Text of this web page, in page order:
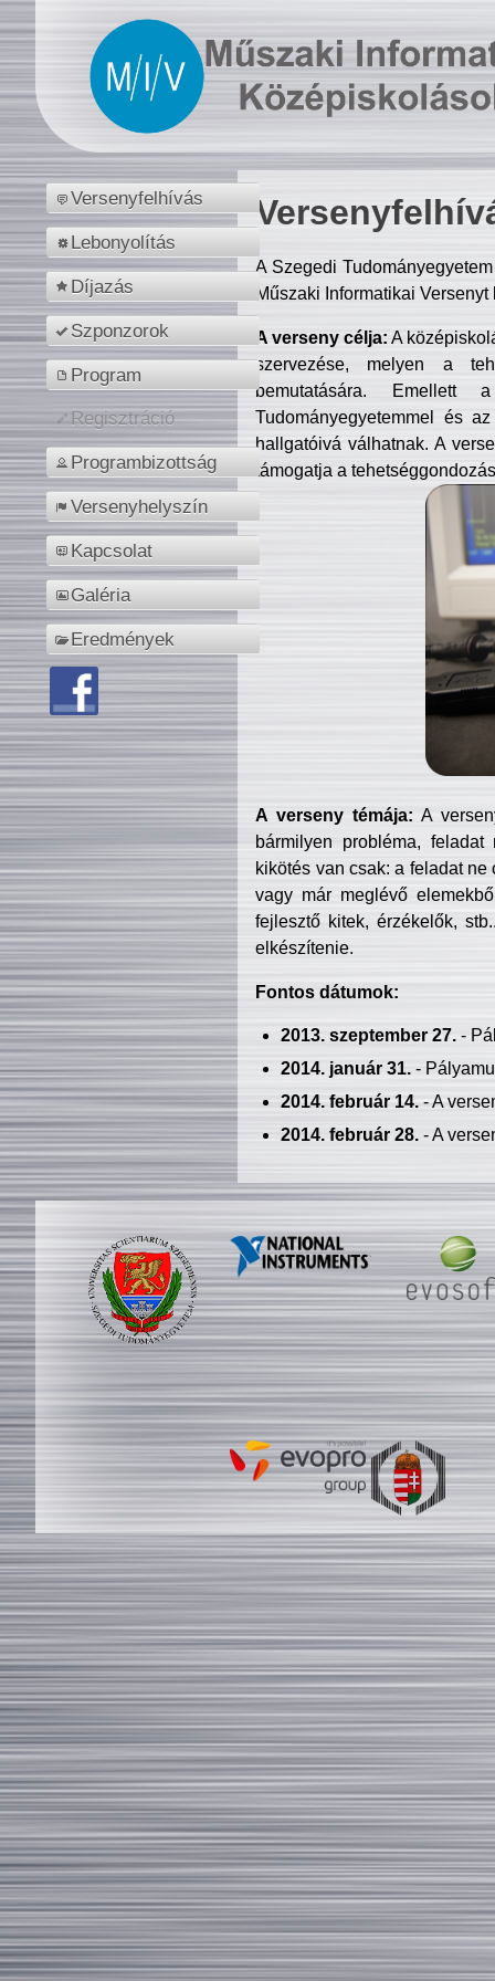
Versenyfelhívás
Lebonyolítás
Díjazás
Szponzorok
Program
Regisztráció
Programbizottság
Versenyhelyszín
Kapcsolat
Galéria
Eredmények
A Szegedi
Műszaki Informatikai
A verseny célja: A
szervezése, melyen a
bemutatására. Emellett
Tudományegyetemmel és
hallgatóivá válhatnak. A
támogatja a
A verseny témája: A
bármilyen probléma, feladat
kikötés van csak: a feladat
vagy már meglévő
fejlesztő kitek, érzékelők,
elkészítenie.
Fontos dátumok:
2013. szeptember 27.-
2014. január 31.-
2014. február 14.- A
2014. február 28.- A